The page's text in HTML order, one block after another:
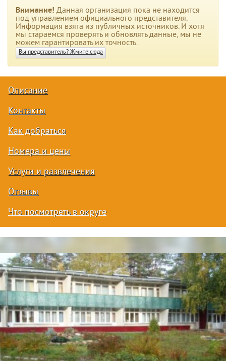
Внимание! Данная организация пока не находится
под управлением официального представителя.
Информация взята из публичных источников. И хотя
мы стараемся проверять и обновлять данные, мы не
можем гарантировать их точность.
Вы представитель? Жмите сюда
Описание
Контакты
Как добраться
Номера и цены
Услуги и развлечения
Отзывы
Что посмотреть в округе